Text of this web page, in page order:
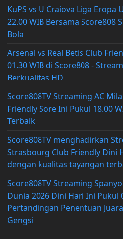
KuPS vs U Craiova Liga Eropa
22.00 WIB Bersama Score808
Bola
Arsenal vs Real Betis Club
01.30 WIB di Score808 -
Berkualitas HD
Score808TV Streaming AC
Friendly Sore Ini Pukul 18.00
Terbaik
Score808TV menghadirkan
Strasbourg Club Friendly Dini
dengan kualitas tayangan
Score808TV Streaming
Dunia 2026 Dini Hari Ini Pukul
Pertandingan Penentuan
Gengsi